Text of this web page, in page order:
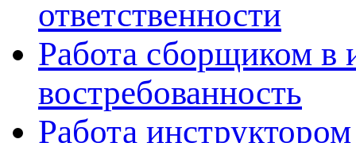
ответственности
Работа сборщиком в
востребованность
Работа